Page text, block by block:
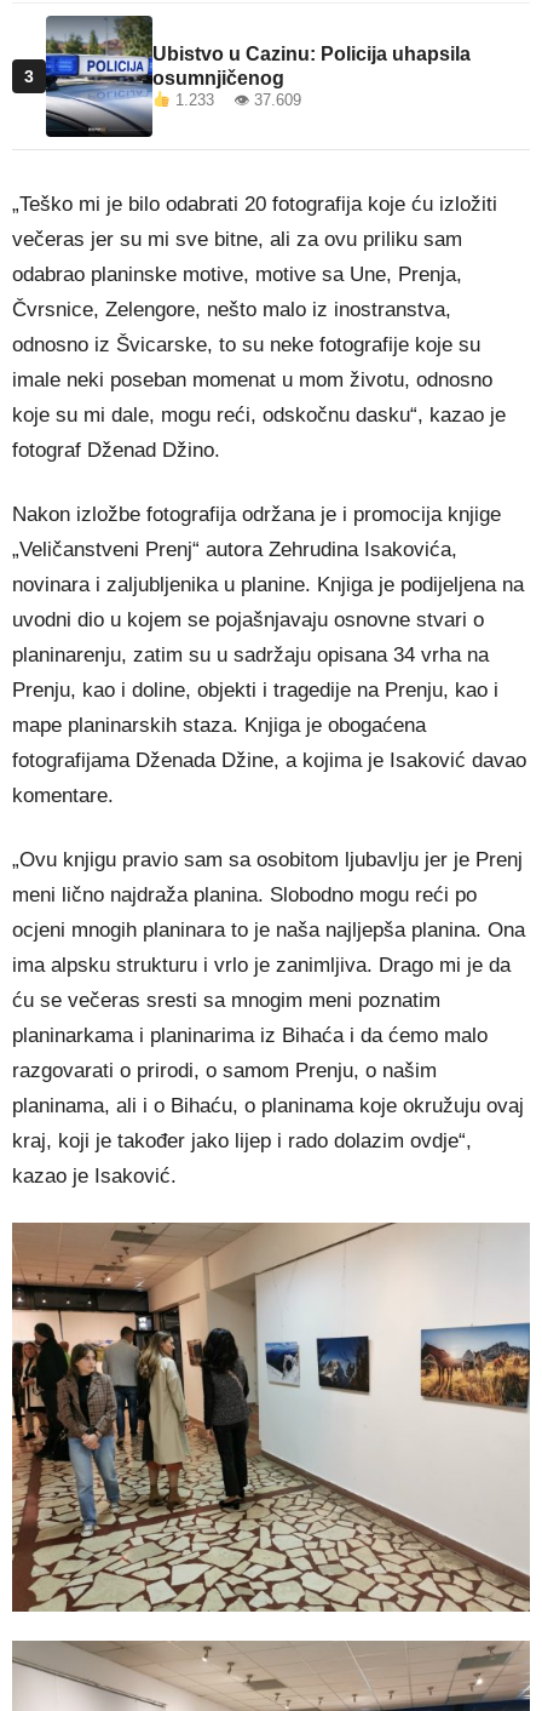
3
Ubistvo u Cazinu: Policija uhapsila
osumnjičenog
1.233 👁 37.609
„Teško mi je bilo odabrati 20 fotografija koje ću izložiti
večeras jer su mi sve bitne, ali za ovu priliku sam
odabrao planinske motive, motive sa Une, Prenja,
Čvrsnice, Zelengore, nešto malo iz inostranstva,
odnosno iz Švicarske, to su neke fotografije koje su
imale neki poseban momenat u mom životu, odnosno
koje su mi dale, mogu reći, odskočnu dasku“, kazao je
fotograf Dženad Džino.
Nakon izložbe fotografija održana je i promocija knjige
„Veličanstveni Prenj“ autora Zehrudina Isakovića,
novinara i zaljubljenika u planine. Knjiga je podijeljena na
uvodni dio u kojem se pojašnjavaju osnovne stvari o
planinarenju, zatim su u sadržaju opisana 34 vrha na
Prenju, kao i doline, objekti i tragedije na Prenju, kao i
mape planinarskih staza. Knjiga je obogaćena
fotografijama Dženada Džine, a kojima je Isaković davao
komentare.
„Ovu knjigu pravio sam sa osobitom ljubavlju jer je Prenj
meni lično najdraža planina. Slobodno mogu reći po
ocjeni mnogih planinara to je naša najljepša planina. Ona
ima alpsku strukturu i vrlo je zanimljiva. Drago mi je da
ću se večeras sresti sa mnogim meni poznatim
planinarkama i planinarima iz Bihaća i da ćemo malo
razgovarati o prirodi, o samom Prenju, o našim
planinama, ali i o Bihaću, o planinama koje okružuju ovaj
kraj, koji je također jako lijep i rado dolazim ovdje“,
kazao je Isaković.